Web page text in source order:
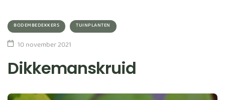
BODEMBEDEKKERS TUINPLANTEN
10 november 2021
Dikkemanskruid